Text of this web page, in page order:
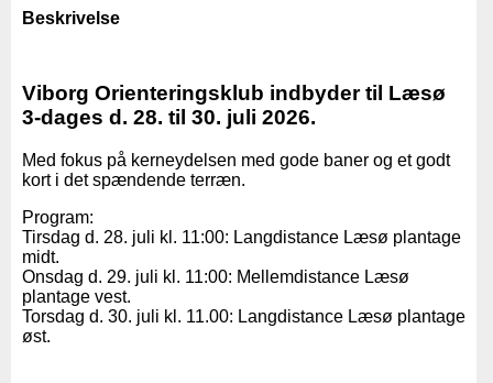
Beskrivelse
Viborg Orienteringsklub indbyder til Læsø
3-dages d. 28. til 30. juli 2026.
Med fokus på kerneydelsen med gode baner og et godt
kort i det spændende terræn.
Program:
Tirsdag d. 28. juli kl. 11:00: Langdistance Læsø plantage
midt.
Onsdag d. 29. juli kl. 11:00: Mellemdistance Læsø
plantage vest.
Torsdag d. 30. juli kl. 11.00: Langdistance Læsø plantage
øst.